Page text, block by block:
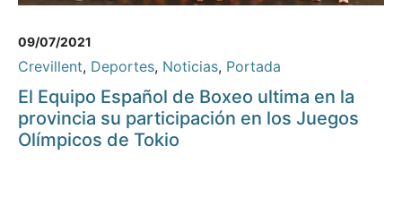
09/07/2021
Crevillent, Deportes, Noticias, Portada
El Equipo Español de Boxeo ultima en la
provincia su participación en los Juegos
Olímpicos de Tokio